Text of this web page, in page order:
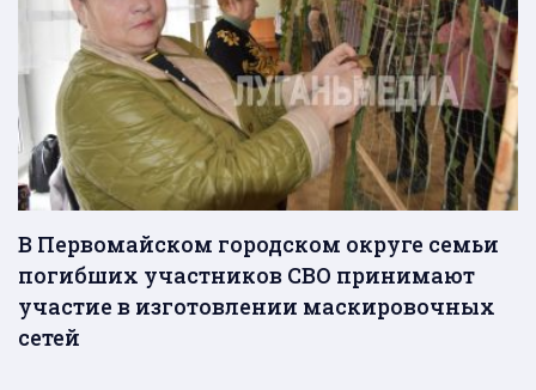
В Первомайском городском округе семьи
погибших участников СВО принимают
участие в изготовлении маскировочных
сетей